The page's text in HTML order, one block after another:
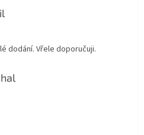
je 5 z 5 hvězdiček.
dodání. Vřele doporučuji.
je 5 z 5 hvězdiček.